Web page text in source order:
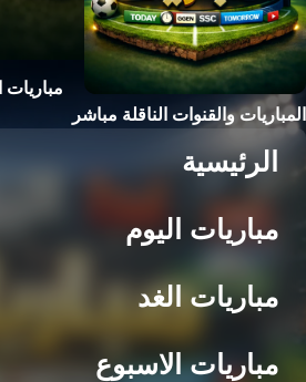
مباريات
المباريات والقنوات الناقلة مباشر
الرئيسية
مباريات اليوم
مباريات الغد
مباريات الاسبوع